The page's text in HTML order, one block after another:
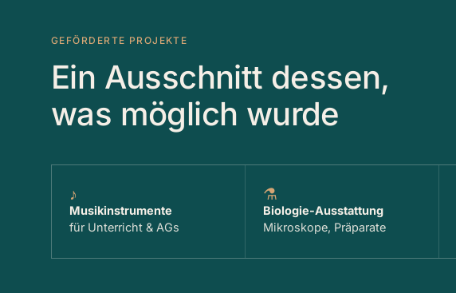
GEFÖRDERTE PROJEKTE
Ein Ausschnitt dessen,
was möglich wurde
♪
Musik­instrumente
für Unterricht & AGs
⚗
Biologie-Ausstattung
Mikroskope, Präparate